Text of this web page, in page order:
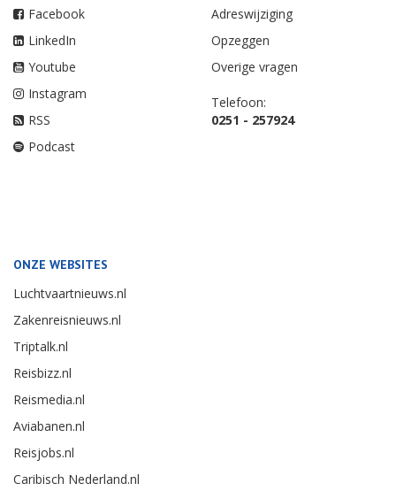
Facebook
LinkedIn
Youtube
Instagram
RSS
Podcast
Adreswijziging
Opzeggen
Overige vragen
Telefoon:
0251 - 257924
ONZE WEBSITES
Luchtvaartnieuws.nl
Zakenreisnieuws.nl
Triptalk.nl
Reisbizz.nl
Reismedia.nl
Aviabanen.nl
Reisjobs.nl
Caribisch Nederland.nl